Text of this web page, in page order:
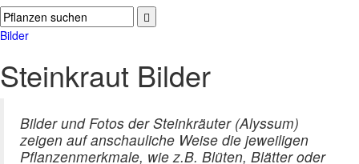
Bilder
Steinkraut Bilder
Bilder und Fotos der Steinkräuter (Alyssum)
zeigen auf anschauliche Weise die jeweiligen
Pflanzenmerkmale, wie z.B. Blüten, Blätter oder